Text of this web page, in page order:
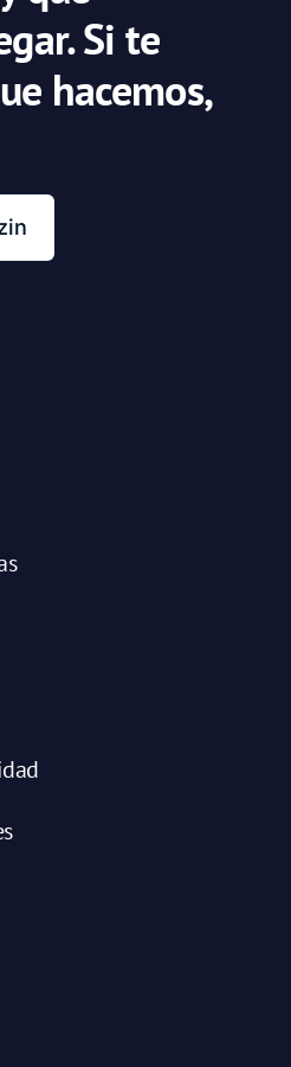
Si te
hacemos,